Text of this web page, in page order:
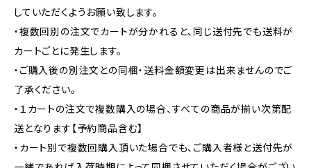
していただくようお願い致します。
・複数回別の注文でカートが分かれると、同じ送付先でも送料が
カートごとに発生します。
・ご購入後の別注文との同梱・送料金額変更は出来ませんのでご
了承ください。
・１カートの注文で複数購入の場合、すべての商品が揃い次第配
送となります【予約商品含む】
・カート別で複数回購入頂いた場合でも、ご購入者様と送付先が